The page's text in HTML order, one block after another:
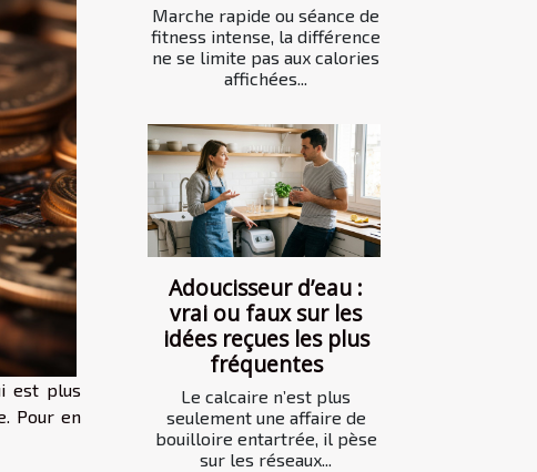
est plus
Pour en
Marche rapide ou séance de
fitness intense, la différence
ne se limite pas aux calories
affichées...
Adoucisseur d’eau :
vrai ou faux sur les
idées reçues les plus
fréquentes
Le calcaire n’est plus
seulement une affaire de
bouilloire entartrée, il pèse
sur les réseaux...